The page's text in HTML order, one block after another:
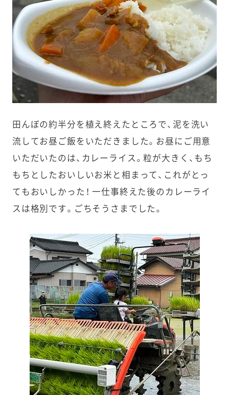
田んぼの約半分を植え終えたところで、泥を洗い
流してお昼ご飯をいただきました。お昼にご用意
いただいたのは、カレーライス。粒が大きく、もち
もちとしたおいしいお米と相まって、これがとっ
てもおいしかった！ 一仕事終えた後のカレーライ
スは格別です。ごちそうさまでした。